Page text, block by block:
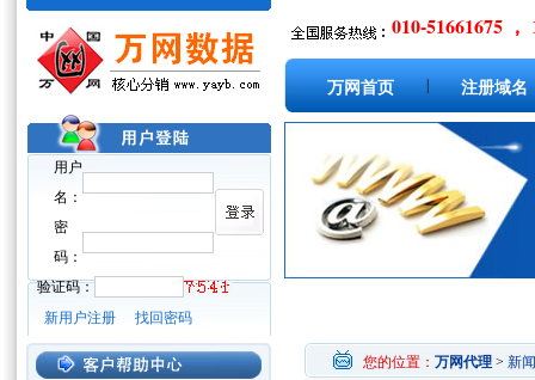
用户
名：
密
码：
验证码：
新用户注册
找回密码
010-51661675 ，
万网首页 注册域名
您的位置： 万网代理 > 新